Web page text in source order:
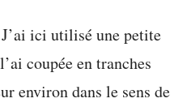
J’ai ici utilisé une petite
coupée en tranches
environ dans le sens de